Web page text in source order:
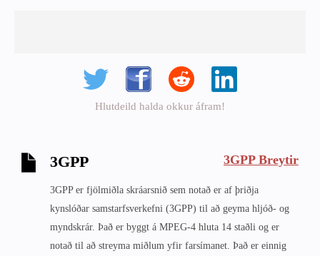
Hlutdeild halda okkur áfram!
3GPP 3GPP Breytir
3GPP er fjölmiðla skráarsnið sem notað er af þriðja
kynslóðar samstarfsverkefni (3GPP) til að geyma hljóð- og
myndskrár. Það er byggt á MPEG-4 hluta 14 staðli og er
notað til að streyma miðlum yfir farsímanet. Það er einnig